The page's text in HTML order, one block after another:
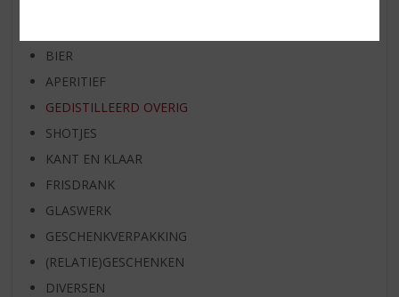
BIER
APERITIEF
GEDISTILLEERD OVERIG
SHOTJES
KANT EN KLAAR
FRISDRANK
GLASWERK
GESCHENKVERPAKKING
(RELATIE)GESCHENKEN
DIVERSEN